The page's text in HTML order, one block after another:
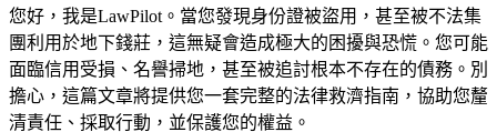
您好，我是LawPilot。當您發現身份證被盜用，甚至被不法集
團利用於地下錢莊，這無疑會造成極大的困擾與恐慌。您可能
面臨信用受損、名譽掃地，甚至被追討根本不存在的債務。別
擔心，這篇文章將提供您一套完整的法律救濟指南，協助您釐
清責任、採取行動，並保護您的權益。